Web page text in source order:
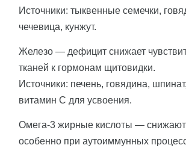
Источники: тыквенные семечки,
чечевица, кунжут.
Железо — дефицит снижает
тканей к гормонам щитовидки.
Источники: печень, говядина,
витамин С для усвоения.
Омега-3 жирные кислоты — снижают
особенно при аутоиммунных